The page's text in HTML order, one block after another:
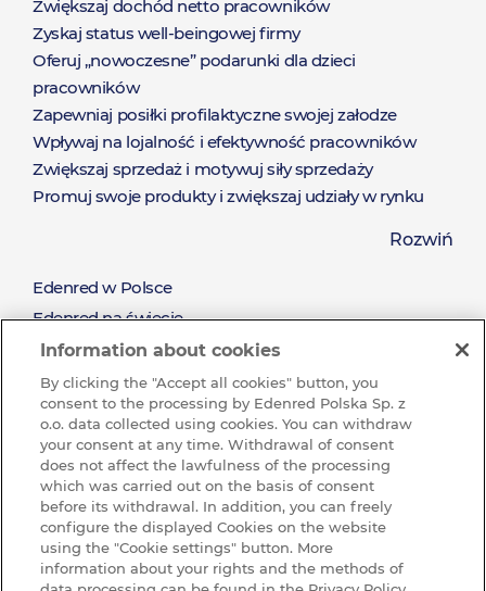
Zwiększaj dochód netto pracowników
Zyskaj status well-beingowej firmy
Oferuj „nowoczesne” podarunki dla dzieci
pracowników
Zapewniaj posiłki profilaktyczne swojej załodze
Wpływaj na lojalność i efektywność pracowników
Zwiększaj sprzedaż i motywuj siły sprzedaży
Promuj swoje produkty i zwiększaj udziały w rynku
Pozyskaj nowych klientów i zadbaj o relacje z
Rozwiń
O
Edenred
Edenred w Polsce
Edenred na świecie
Misja i wartości
Zrównoważony rozwój (CSR)
Pracuj w Grupie Edenred
Dlaczego warto u nas pracować?
Ochrona sygnalistów w Edenred
Baza
BAZA WIEDZY
KONTAKT
Information about cookies
By clicking the "Accept all cookies" button, you
consent to the processing by Edenred Polska Sp. z
o.o. data collected using cookies. You can withdraw
your consent at any time. Withdrawal of consent
does not affect the lawfulness of the processing
which was carried out on the basis of consent
before its withdrawal. In addition, you can freely
configure the displayed Cookies on the website
using the "Cookie settings" button. More
information about your rights and the methods of